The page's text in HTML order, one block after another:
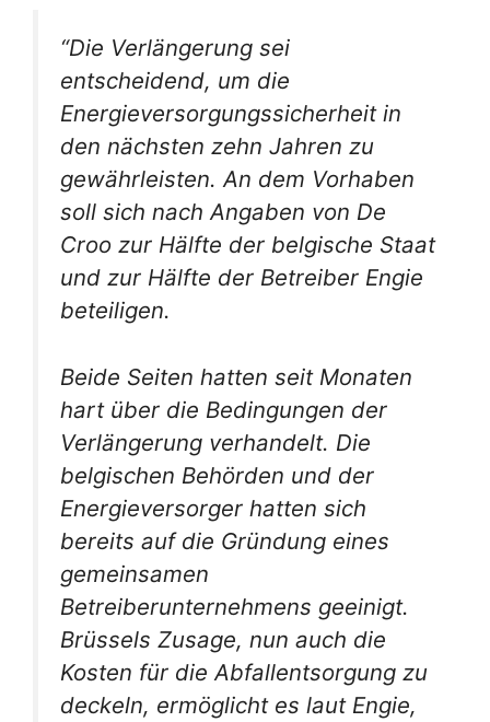
“Die Verlängerung sei
entscheidend, um die
Energieversorgungssicherheit in
den nächsten zehn Jahren zu
gewährleisten. An dem Vorhaben
soll sich nach Angaben von De
Croo zur Hälfte der belgische Staat
und zur Hälfte der Betreiber Engie
beteiligen.
Beide Seiten hatten seit Monaten
hart über die Bedingungen der
Verlängerung verhandelt. Die
belgischen Behörden und der
Energieversorger hatten sich
bereits auf die Gründung eines
gemeinsamen
Betreiberunternehmens geeinigt.
Brüssels Zusage, nun auch die
Kosten für die Abfallentsorgung zu
deckeln, ermöglicht es laut Engie,